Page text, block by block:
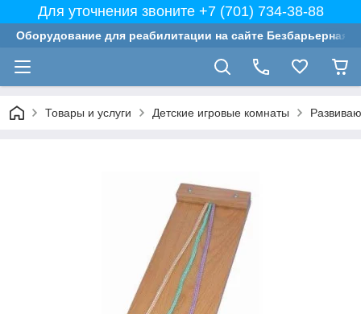
Для уточнения звоните +7 (701) 734-38-88
Оборудование для реабилитации на сайте Безбарьерная
Товары и услуги Детские игровые комнаты